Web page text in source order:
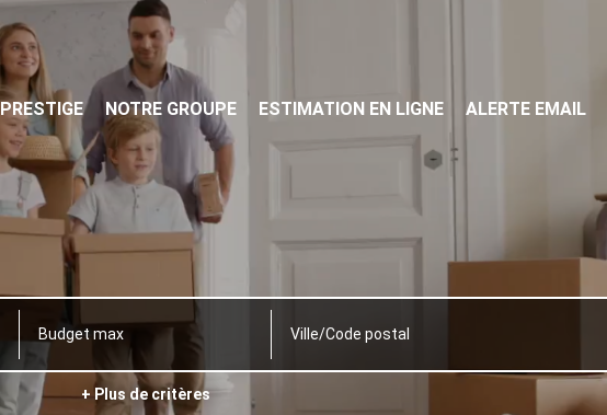
PRESTIGE NOTRE GROUPE ESTIMATION EN LIGNE ALERTE EMAIL
Ville/Code postal
+ Plus de critères